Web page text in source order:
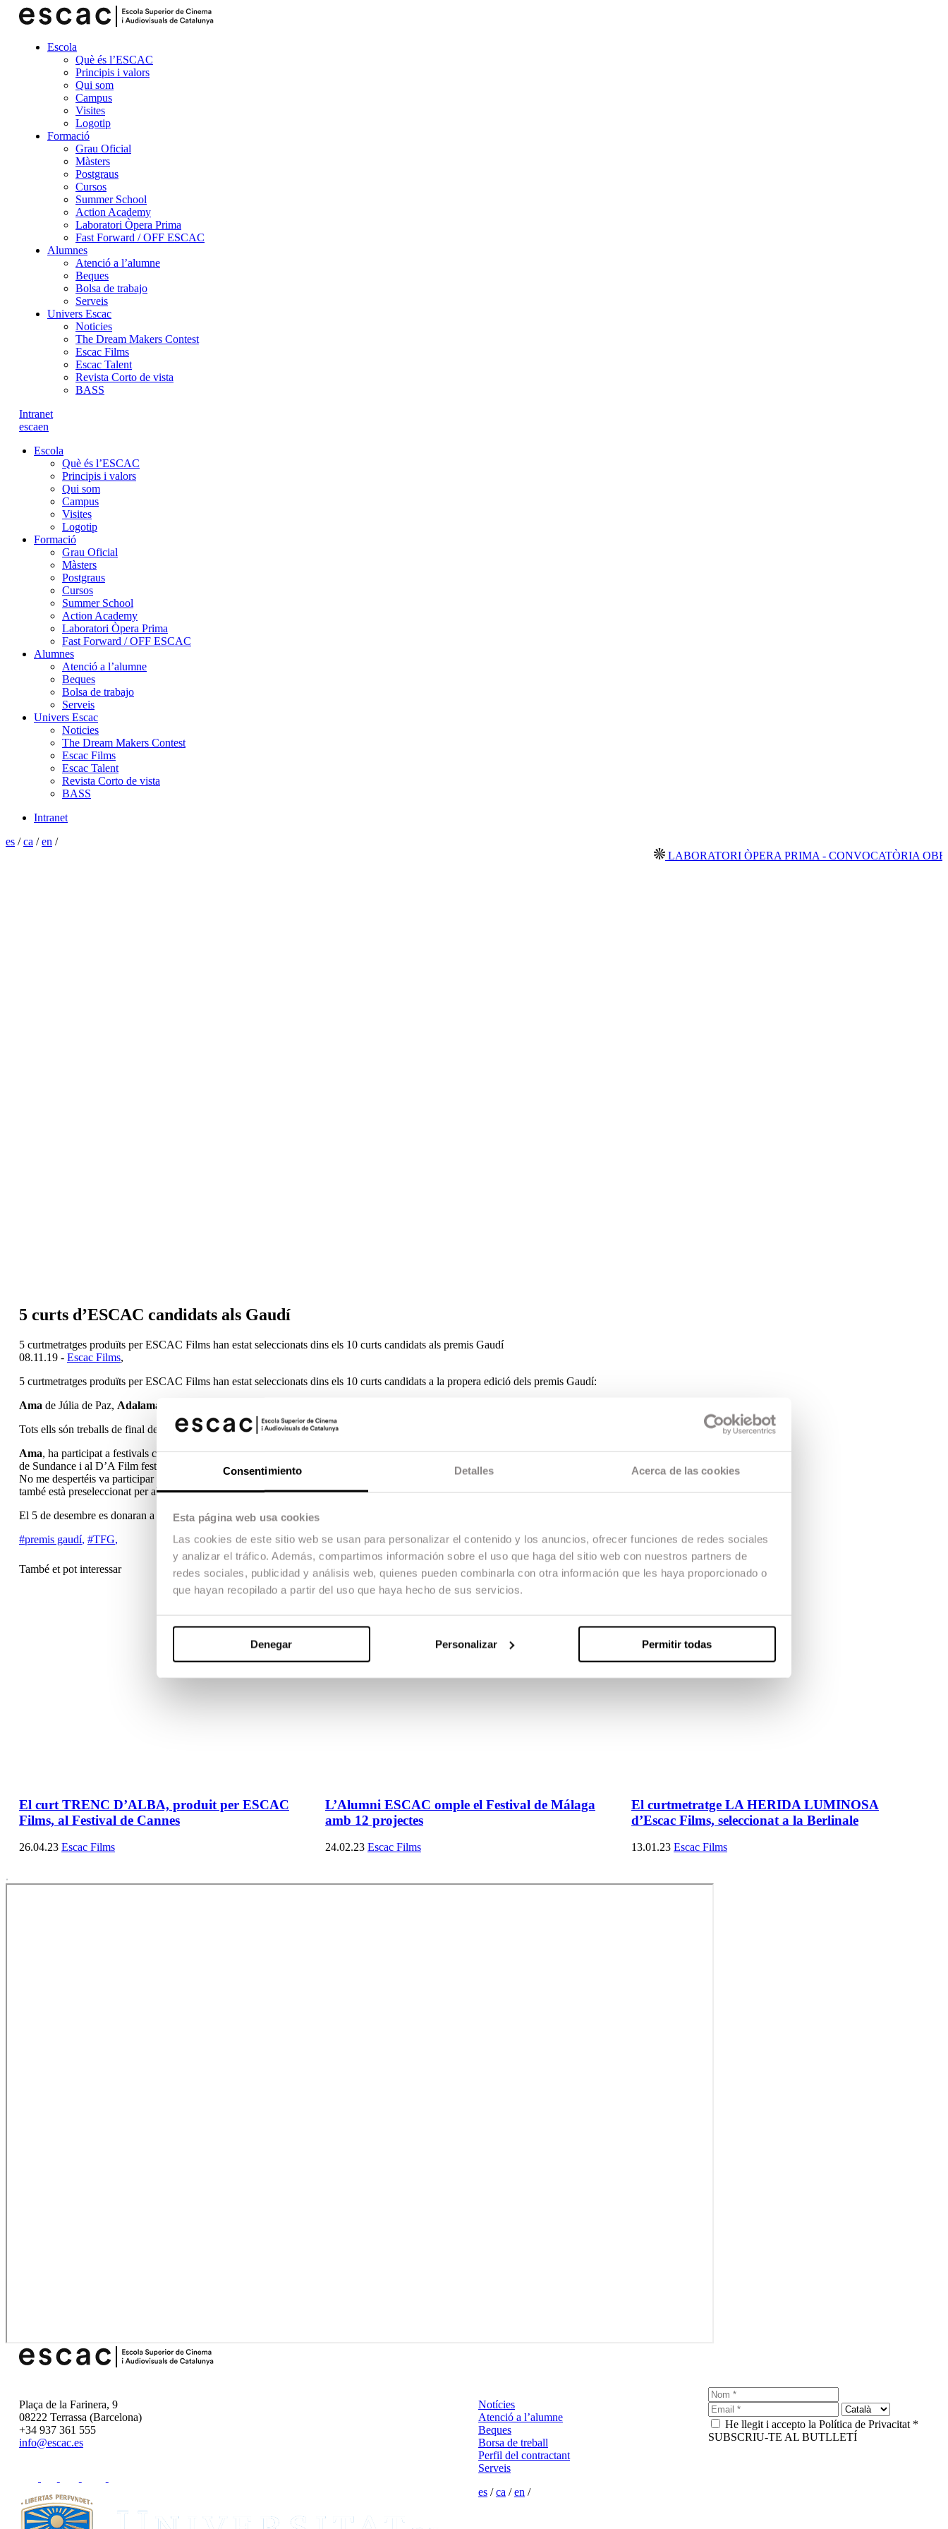
Consentimiento Detalles Acerca de las cookies
Esta página web usa cookies
Las cookies de este sitio web se usan para personalizar el contenido y los anuncios, ofrecer funciones de redes sociales
y analizar el tráfico. Además, compartimos información sobre el uso que haga del sitio web con nuestros partners de
redes sociales, publicidad y análisis web, quienes pueden combinarla con otra información que les haya proporcionado o
que hayan recopilado a partir del uso que haya hecho de sus servicios.
Denegar Personalizar Permitir todas
Escola
Què és l’ESCAC
Principis i valors
Qui som
Campus
Visites
Logotip
Formació
Grau Oficial
Màsters
Postgraus
Cursos
Summer School
Action Academy
Laboratori Òpera Prima
Fast Forward / OFF ESCAC
Alumnes
Atenció a l’alumne
Beques
Bolsa de trabajo
Serveis
Univers Escac
Noticies
The Dream Makers Contest
Escac Films
Escac Talent
Revista Corto de vista
BASS
Intranet
escaen
Escola
Què és l’ESCAC
Principis i valors
Qui som
Campus
Visites
Logotip
Formació
Grau Oficial
Màsters
Postgraus
Cursos
Summer School
Action Academy
Laboratori Òpera Prima
Fast Forward / OFF ESCAC
Alumnes
Atenció a l’alumne
Beques
Bolsa de trabajo
Serveis
Univers Escac
Noticies
The Dream Makers Contest
Escac Films
Escac Talent
Revista Corto de vista
BASS
Intranet
es /ca /en /
LABORATORI ÒPERA PRIMA - CONVOCATÒRIA OBERTA
5 curts d’ESCAC candidats als Gaudí
5 curtmetratges produïts per ESCAC Films han estat seleccionats dins els 10 curts candidats als premis Gaudí
08.11.19 - Escac Films,
5 curtmetratges produïts per ESCAC Films han estat seleccionats dins els 10 curts candidats a la propera edició dels premis Gaudí:
Ama de Júlia de Paz, Adalamadrina
Tots ells són treballs de final de carrera o segons curts de graduats de l’ESCAC.
Ama, ha participat a festivals com el MECAL o el Tel Aviv Student Film festival.Adalamadrinava participar a la secció oficial del prestigiós festival
de Sundance i al D’A Film festival.
Benidorm 2017
va obtenir el premi a la millor actriu en la passada edició del festival de Màlaga. Per la seva part,
No me despertéis va participar al festival de Rotterdam y ha obtingut el segon premi al Festival de cine de Alcalá de Henares. Pel que fa a Tahrib, que
també està preseleccionat per als premis Goya, ha participat en 100 festivals nacionals i internacionals, i ha estat guardonat amb més de 30 premis.
El 5 de desembre es donaran a conèixer els 4 curts nominats a la XII edició dels Premis Gaudí.
#premis gaudí, #TFG,
També et pot interessar
El curt TRENC D’ALBA, produit per ESCAC
Films, al Festival de Cannes
26.04.23 Escac Films
L’Alumni ESCAC omple el Festival de Málaga
amb 12 projectes
24.02.23 Escac Films
El curtmetratge LA HERIDA LUMINOSA
d’Escac Films, seleccionat a la Berlinale
13.01.23 Escac Films
Plaça de la Farinera, 9
08222 Terrassa (Barcelona)
+34 937 361 555
info@escac.es
Notícies
Atenció a l’alumne
Beques
Borsa de treball
Perfil del contractant
Serveis
es /ca /en /
He llegit i accepto la Política de Privacitat *
SUBSCRIU-TE AL BUTLLETÍ